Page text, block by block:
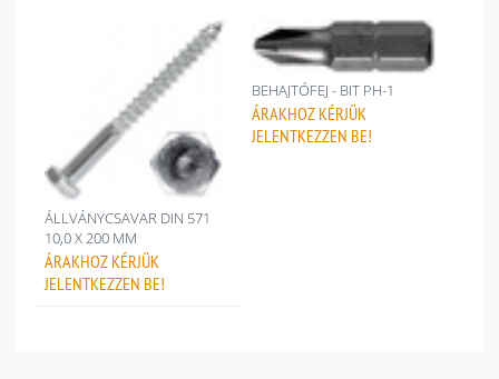
ÁLLVÁNYCSAVAR DIN 571
10,0 X 200 MM
ÁRAKHOZ KÉRJÜK
JELENTKEZZEN BE!
BEHAJTÓFEJ - BIT PH-1
ÁRAKHOZ KÉRJÜK
JELENTKEZZEN BE!